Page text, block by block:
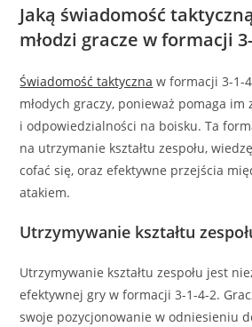
Jaką świadomość
młodzi gracze w formacji
Świadomość taktyczna w formacji 3-1-
młodych graczy, ponieważ pomaga
i odpowiedzialności na boisku. Ta
na utrzymanie kształtu zespołu,
cofać się, oraz efektywne przejścia
atakiem.
Utrzymywanie kształtu
Utrzymywanie kształtu zespołu jest
efektywnej gry w formacji 3-1-4-2.
swoje pozycjonowanie w odniesieniu